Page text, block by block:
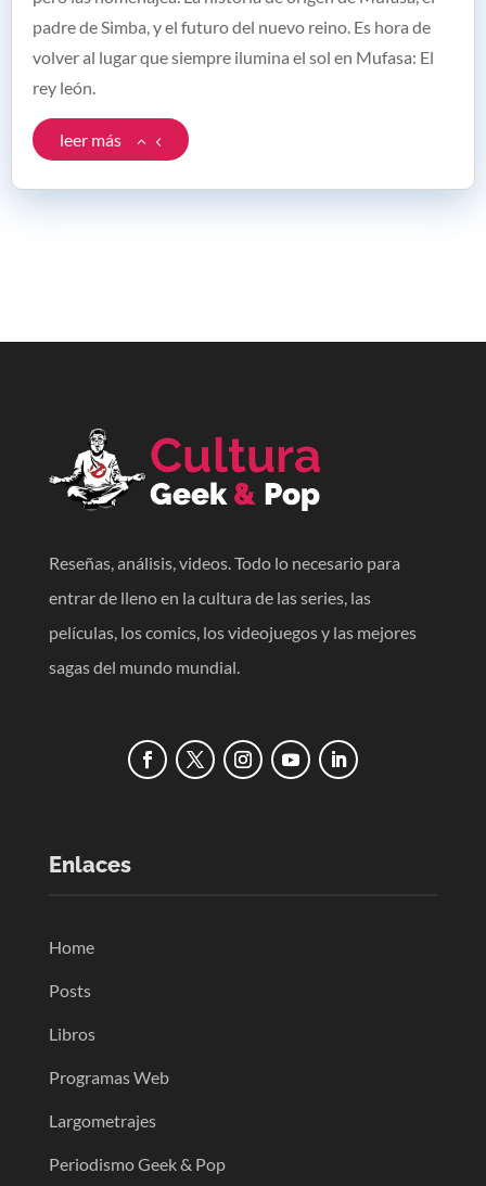
padre de Simba, y el futuro del nuevo reino. Es hora de
volver al lugar que siempre ilumina el sol en Mufasa: El
rey león.
leer más
Reseñas, análisis, videos. Todo lo necesario para
entrar de lleno en la cultura de las series, las
películas, los comics, los videojuegos y las mejores
sagas del mundo mundial.
Enlaces
Home
Posts
Libros
Programas Web
Largometrajes
Periodismo Geek & Pop